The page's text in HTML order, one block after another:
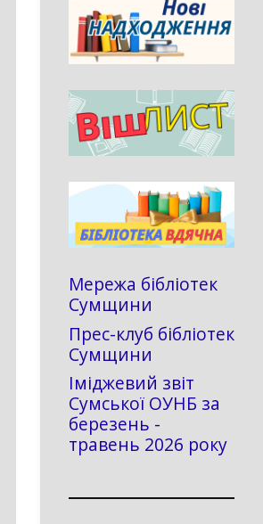
Мережа бібліотек
Сумщини
Прес-клуб бібліотек
Сумщини
Іміджевий звіт
Сумської ОУНБ за
березень -
травень 2026 року